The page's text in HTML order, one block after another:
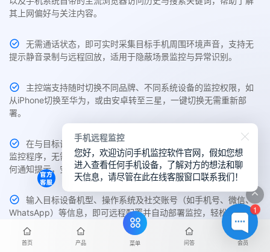
其上网偏好与关注内容。
无需通话状态，即可实时采集目标手机周围环境声音，支持无
提示静音录制与远程回放，适用于隐蔽场景监控与异常识别。
主控端支持随时切换不同品牌、不同系统设备的监控权限，如
从iPhone切换至华为，或由安卓转至三星，一键切换无需重新部
署。
在与目标设备处于同一WiFi环境下时，可自动识别并远程植入
监控程序，无需手动接触对方手机，几秒内完成无感部署，没有任
何通知提示，安全高效。
输入目标设备机型、操作系统及社交账号（如手机号、微信、
WhatsApp）等信息，即可远程配置并自动部署监控，轻松获取权
限，无需接触设备。
首页 产品 菜单 问答 会员
1
手机远程监控
您好，欢迎访问手机监控软件官网，假如您想
进入查看任何手机设备，了解对方的想法和聊
天信息，请尽管在此在线客服窗口联系我们！